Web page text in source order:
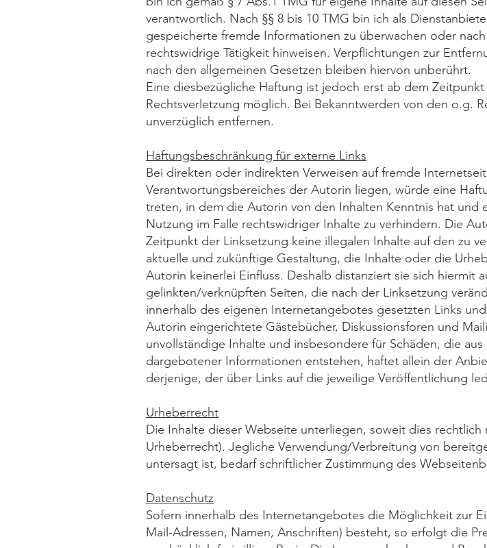
verantwortlich. Nach §§ 8 bis 10 TMG bin ich als
gespeicherte fremde Informationen zu überwachen oder
rechtswidrige Tätigkeit hinweisen. Verpflichtungen zur
nach den allgemeinen Gesetzen bleiben hiervon unberührt.
Eine diesbezügliche Haftung ist jedoch erst ab dem
Rechtsverletzung möglich. Bei Bekanntwerden von den o.g.
unverzüglich entfernen.
Haftungsbeschränkung für externe Links
Bei direkten oder indirekten Verweisen auf fremde
Verantwortungsbereiches der Autorin liegen, würde eine
treten, in dem die Autorin von den Inhalten Kenntnis hat und
Nutzung im Falle rechtswidriger Inhalte zu verhindern. Die
Zeitpunkt der Linksetzung keine illegalen Inhalte auf den zu
aktuelle und zukünftige Gestaltung, die Inhalte oder die
Autorin keinerlei Einfluss. Deshalb distanziert sie sich hiermit
gelinkten/verknüpften Seiten, die nach der Linksetzung
innerhalb des eigenen Internetangebotes gesetzten Links
Autorin eingerichtete Gästebücher, Diskussionsforen und
unvollständige Inhalte und insbesondere für Schäden, die
dargebotener Informationen entstehen, haftet allein der
derjenige, der über Links auf die jeweilige Veröffentlichung
Urheberrecht
Die Inhalte dieser Webseite unterliegen, soweit dies
Urheberrecht). Jegliche Verwendung/Verbreitung von
untersagt ist, bedarf schriftlicher Zustimmung des
Datenschutz
Sofern innerhalb des Internetangebotes die Möglichkeit zur
Mail-Adressen, Namen, Anschriften) besteht, so erfolgt die